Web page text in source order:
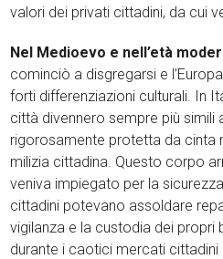
valori dei privati cittadini, da cui
Nel Medioevo e nell’età
cominciò a disgregarsi e
forti differenziazioni culturali. In
città divennero sempre più simili
rigorosamente protetta da cinta
milizia cittadina. Questo corpo
veniva impiegato per la
cittadini potevano assoldare
vigilanza e la custodia dei propri
durante i caotici mercati